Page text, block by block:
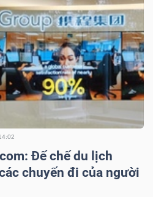
Đế chế du lịch
chuyến đi của người